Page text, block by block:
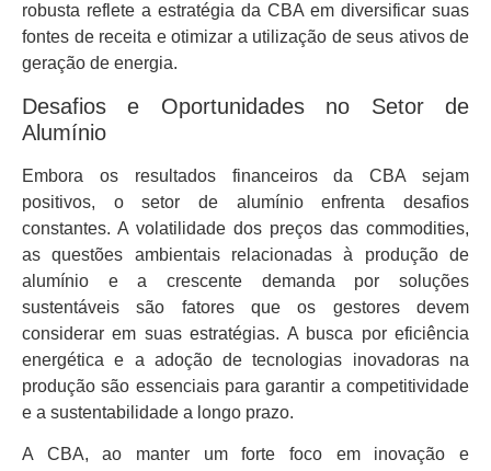
robusta reflete a estratégia da CBA em diversificar suas
fontes de receita e otimizar a utilização de seus ativos de
geração de energia.
Desafios e Oportunidades no Setor de
Alumínio
Embora os resultados financeiros da CBA sejam
positivos, o setor de alumínio enfrenta desafios
constantes. A volatilidade dos preços das commodities,
as questões ambientais relacionadas à produção de
alumínio e a crescente demanda por soluções
sustentáveis são fatores que os gestores devem
considerar em suas estratégias. A busca por eficiência
energética e a adoção de tecnologias inovadoras na
produção são essenciais para garantir a competitividade
e a sustentabilidade a longo prazo.
A CBA, ao manter um forte foco em inovação e